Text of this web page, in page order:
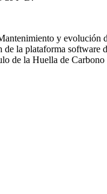
y
la plataforma
de la Huella de